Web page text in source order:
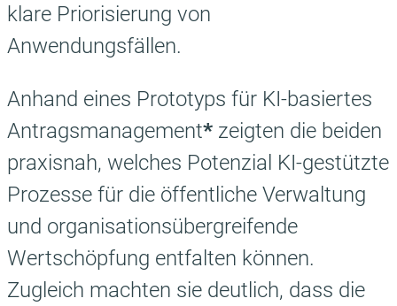
klare Priorisierung von
Anwendungsfällen.
Anhand eines Prototyps für KI-basiertes
Antragsmanagement* zeigten die beiden
praxisnah, welches Potenzial KI-gestützte
Prozesse für die öffentliche Verwaltung
und organisationsübergreifende
Wertschöpfung entfalten können.
Zugleich machten sie deutlich, dass die